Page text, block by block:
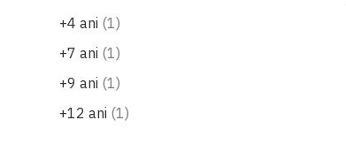
+4 ani 1produs
+7 ani 1produs
+9 ani 1produs
+12 ani 1produs